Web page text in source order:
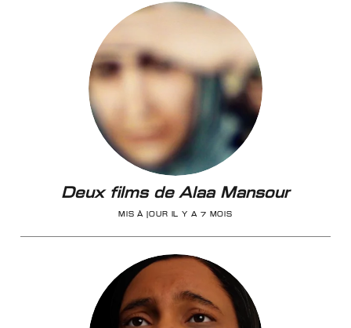
Deux films de Alaa Mansour
MIS À JOUR IL Y A 7 MOIS